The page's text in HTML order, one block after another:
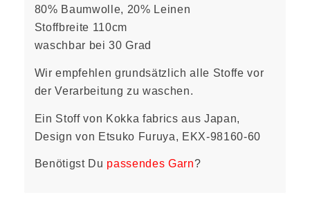
80% Baumwolle, 20% Leinen
Stoffbreite 110cm
waschbar bei 30 Grad
Wir empfehlen grundsätzlich alle Stoffe vor
der Verarbeitung zu waschen.
Ein Stoff von Kokka fabrics aus Japan,
Design von Etsuko Furuya, EKX-98160-60
Benötigst Du passendes Garn?